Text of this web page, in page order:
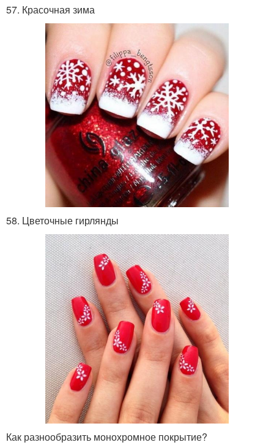
57. Красочная зима
58. Цветочные гирлянды
Как разнообразить монохромное покрытие?